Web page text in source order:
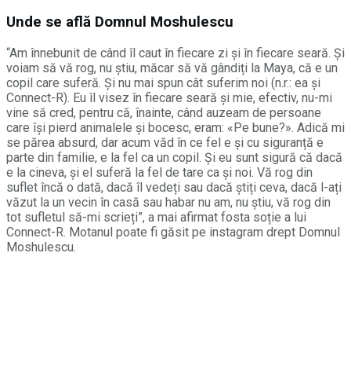
Unde se află Domnul Moshulescu
“Am înnebunit de când îl caut în fiecare zi și în fiecare seară. Și
voiam să vă rog, nu știu, măcar să vă gândiți la Maya, că e un
copil care suferă. Și nu mai spun cât suferim noi (n.r.: ea și
Connect-R). Eu îl visez în fiecare seară și mie, efectiv, nu-mi
vine să cred, pentru că, înainte, când auzeam de persoane
care își pierd animalele și bocesc, eram: «Pe bune?». Adică mi
se părea absurd, dar acum văd în ce fel e și cu siguranță e
parte din familie, e la fel ca un copil. Și eu sunt sigură că dacă
e la cineva, și el suferă la fel de tare ca și noi. Vă rog din
suflet încă o dată, dacă îl vedeți sau dacă știți ceva, dacă l-ați
văzut la un vecin în casă sau habar nu am, nu știu, vă rog din
tot sufletul să-mi scrieți”, a mai afirmat fosta soție a lui
Connect-R. Motanul poate fi găsit pe instagram drept Domnul
Moshulescu.